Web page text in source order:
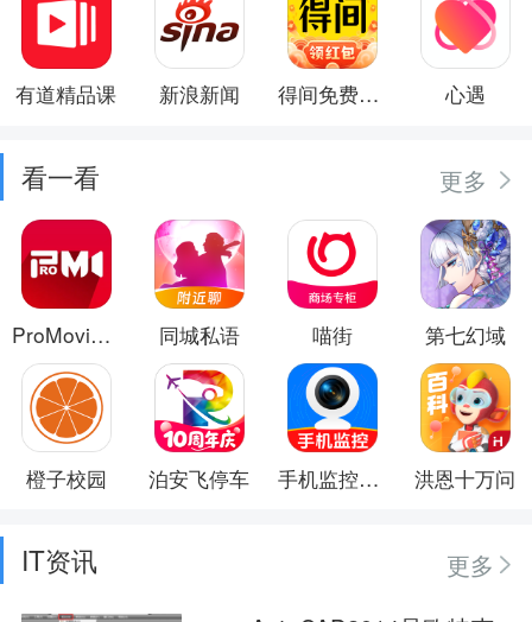
有道精品课 新浪新闻 得间免费小说 心遇
看一看 更多
ProMovie摄像机 同城私语 喵街 第七幻域
橙子校园 泊安飞停车 手机监控器远程看家 洪恩十万问
IT资讯
更多